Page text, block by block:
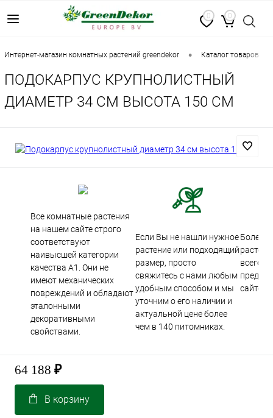
0 0
интернет-магазин комнатных растений greendekor • каталог товаров
ПОДОКАРПУС КРУПНОЛИСТНЫЙ
ДИАМЕТР 34 СМ ВЫСОТА 150 СМ
Все комнатные растения
на нашем сайте строго
соответствуют
наивысшей категории
качества А1. Они не
имеют механических
повреждений и обладают
эталонными
декоративными
свойствами.
Если Вы не нашли нужное
растение или подходящий
размер, просто
свяжитесь с нами любым
удобным способом и мы
уточним о его наличии и
актуальной цене более
чем в 140 питомниках.
Более
всего
сайте.
64 188 ₽
В корзину